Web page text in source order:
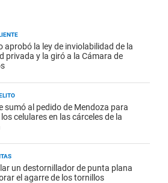
aprobó la ley de inviolabilidad de la
privada y la giró a la Cámara de
sumó al pedido de Mendoza para
celulares en las cárceles de la
un destornillador de punta plana
el agarre de los tornillos